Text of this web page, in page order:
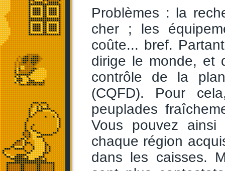
Problèmes : la
cher ; les
coûte... bref.
dirige le monde, et
contrôle de la
(CQFD). Pour
peuplades
Vous pouvez
chaque région
dans les caisses.